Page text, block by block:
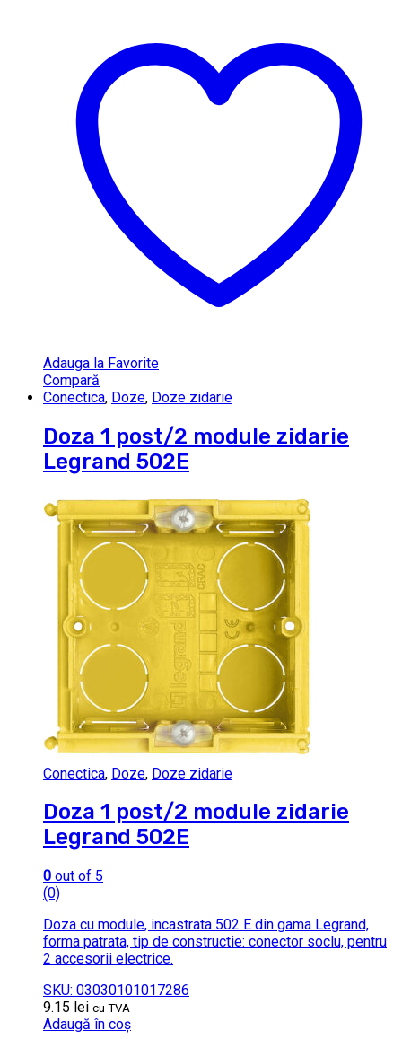
Adauga la Favorite
Compară
Conectica, Doze, Doze zidarie
Doza 1 post/2 module zidarie
Legrand 502E
Conectica, Doze, Doze zidarie
Doza 1 post/2 module zidarie
Legrand 502E
0 out of 5
(0)
Doza cu module, incastrata 502 E din gama Legrand,
forma patrata, tip de constructie: conector soclu, pentru
2 accesorii electrice.
SKU: 03030101017286
9.15 lei cu TVA
Adaugă în coș